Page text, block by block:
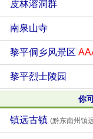
皮林溶洞群
南泉山寺
黎平侗乡风景区
黎平烈士陵园
你
镇远古镇 (黔东南州镇